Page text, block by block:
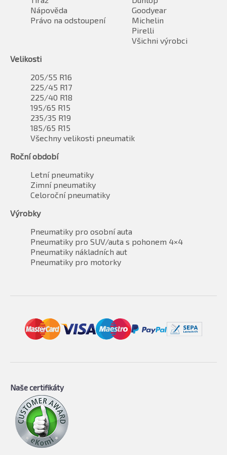
Nápověda
Právo na odstoupení
Goodyear
Michelin
Pirelli
Všichni výrobci
Velikosti
205/55 R16
225/45 R17
225/40 R18
195/65 R15
235/35 R19
185/65 R15
Všechny velikosti pneumatik
Roční období
Letní pneumatiky
Zimní pneumatiky
Celoroční pneumatiky
Výrobky
Pneumatiky pro osobní auta
Pneumatiky pro SUV/auta s pohonem 4×4
Pneumatiky nákladních aut
Pneumatiky pro motorky
Naše certifikáty